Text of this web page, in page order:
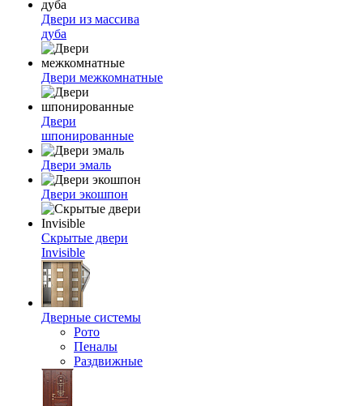
Двери из массива
дуба
Двери межкомнатные
Двери
шпонированные
Двери эмаль
Двери экошпон
Скрытые двери
Invisible
Дверные системы
Рото
Пеналы
Раздвижные